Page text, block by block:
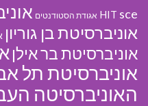
HIT sce אגודת הסטודנטים
אוניברסיטת בן גוריון
אוניברסיטת בר אילן
אוניברסיטת תל
האוניברסיטה